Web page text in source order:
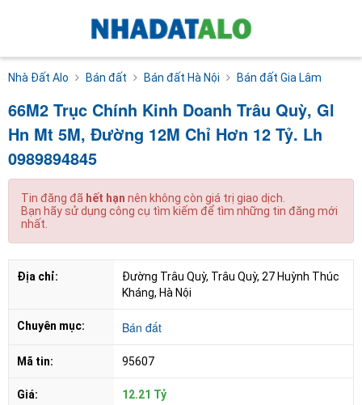
Nhà Đất Alo Bán đất Bán đất Hà Nội Bán đất Gia Lâm
66M2 Trục Chính Kinh Doanh Trâu Quỳ, Gl
Hn Mt 5M, Đường 12M Chỉ Hơn 12 Tỷ. Lh
0989894845
Tin đăng đã hết hạn nên không còn giá trị giao dịch.
Bạn hãy sử dụng công cụ tìm kiếm để tìm những tin đăng mới
nhất.
Địa chỉ:
Đường Trâu Quỳ, Trâu Quỳ, 27 Huỳnh Thúc
Kháng, Hà Nội
Chuyên mục: Bán đất
Mã tin: 95607
Giá: 12.21 Tỷ